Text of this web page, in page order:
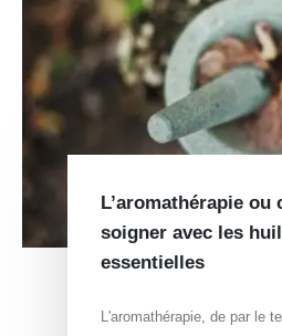
L’aromathérapie ou
soigner avec les
essentielles
L'aromathérapie, de par le